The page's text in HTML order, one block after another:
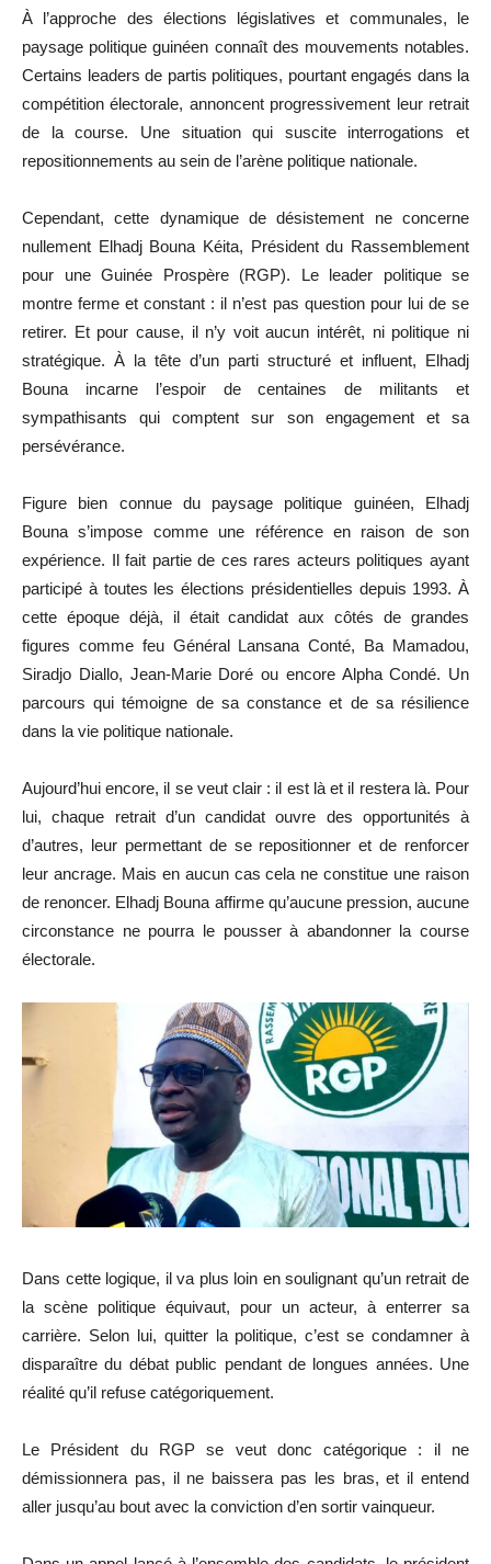
À l’approche des élections législatives et communales, le
paysage politique guinéen connaît des mouvements notables.
Certains leaders de partis politiques, pourtant engagés dans la
compétition électorale, annoncent progressivement leur retrait
de la course. Une situation qui suscite interrogations et
repositionnements au sein de l’arène politique nationale.
Cependant, cette dynamique de désistement ne concerne
nullement Elhadj Bouna Kéita, Président du Rassemblement
pour une Guinée Prospère (RGP). Le leader politique se
montre ferme et constant : il n’est pas question pour lui de se
retirer. Et pour cause, il n’y voit aucun intérêt, ni politique ni
stratégique. À la tête d’un parti structuré et influent, Elhadj
Bouna incarne l’espoir de centaines de militants et
sympathisants qui comptent sur son engagement et sa
persévérance.
Figure bien connue du paysage politique guinéen, Elhadj
Bouna s’impose comme une référence en raison de son
expérience. Il fait partie de ces rares acteurs politiques ayant
participé à toutes les élections présidentielles depuis 1993. À
cette époque déjà, il était candidat aux côtés de grandes
figures comme feu Général Lansana Conté, Ba Mamadou,
Siradjo Diallo, Jean-Marie Doré ou encore Alpha Condé. Un
parcours qui témoigne de sa constance et de sa résilience
dans la vie politique nationale.
Aujourd’hui encore, il se veut clair : il est là et il restera là. Pour
lui, chaque retrait d’un candidat ouvre des opportunités à
d’autres, leur permettant de se repositionner et de renforcer
leur ancrage. Mais en aucun cas cela ne constitue une raison
de renoncer. Elhadj Bouna affirme qu’aucune pression, aucune
circonstance ne pourra le pousser à abandonner la course
électorale.
Dans cette logique, il va plus loin en soulignant qu’un retrait de
la scène politique équivaut, pour un acteur, à enterrer sa
carrière. Selon lui, quitter la politique, c’est se condamner à
disparaître du débat public pendant de longues années. Une
réalité qu’il refuse catégoriquement.
Le Président du RGP se veut donc catégorique : il ne
démissionnera pas, il ne baissera pas les bras, et il entend
aller jusqu’au bout avec la conviction d’en sortir vainqueur.